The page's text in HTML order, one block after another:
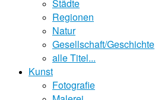
Städte
Regionen
Natur
Gesellschaft/Geschichte
alle Titel...
Kunst
Fotografie